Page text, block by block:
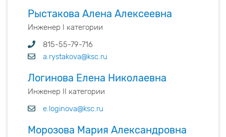
Рыстакова Алена Алексеевна
Инженер I категории
815-55-79-716
a.rystakova@ksc.ru
Логинова Елена Николаевна
Инженер II категории
e.loginova@ksc.ru
Морозова Мария Александровна